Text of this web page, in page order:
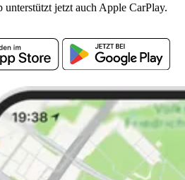
jetzt auch Apple CarPlay.